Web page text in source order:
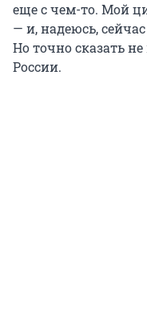
еще с чем-то. Мой
— и, надеюсь,
Но точно сказать
России.